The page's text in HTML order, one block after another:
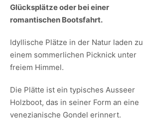
Glücksplätze oder bei einer
romantischen Bootsfahrt.
Idyllische Plätze in der Natur laden zu
einem sommerlichen Picknick unter
freiem Himmel.
Die Plätte ist ein typisches Ausseer
Holzboot, das in seiner Form an eine
venezianische Gondel erinnert.